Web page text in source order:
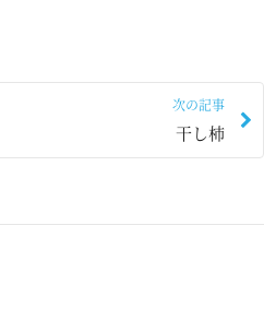
次の記事
干し柿